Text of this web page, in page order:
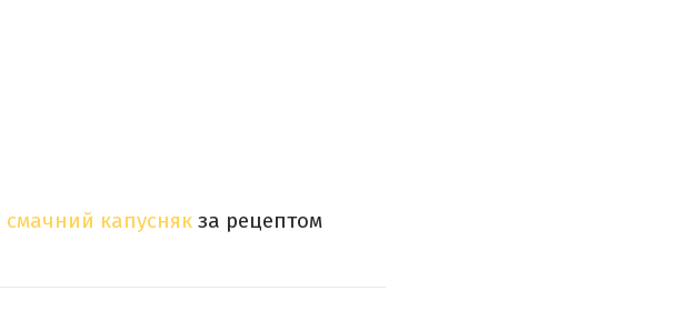
смачний капусняк за рецептом